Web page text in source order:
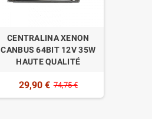
CENTRALINA XENON
CANBUS 64BIT 12V 35W
HAUTE QUALITÉ
29,90 € 74,75 €